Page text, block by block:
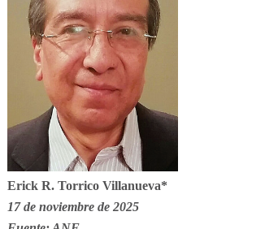
Erick R. Torrico Villanueva*
17 de noviembre de 2025